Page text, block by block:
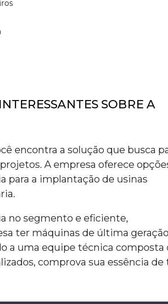
SOBRE A
encontra a solução que busca
. A empresa oferece
para a implantação de usinas
no segmento e eficiente,
ter máquinas de última
a uma equipe técnica composta
comprova sua essência de